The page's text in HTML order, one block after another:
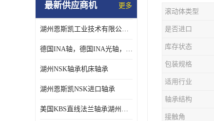
日本NSK进口轴承
德国INA进口轴承
最新供应商机 更多
湖州恩斯凯工业技术有限公司 湖州NSK轴承
德国INA轴，德国INA光轴，德国依纳光轴
湖州NSK轴承机床轴承
湖州恩斯凯NSK进口轴承
美国KBS直线法兰轴承湖州KBS轴承
滚动体类型
是否进口
库存状态
包装规格
适用行业
轴承结构
接触角